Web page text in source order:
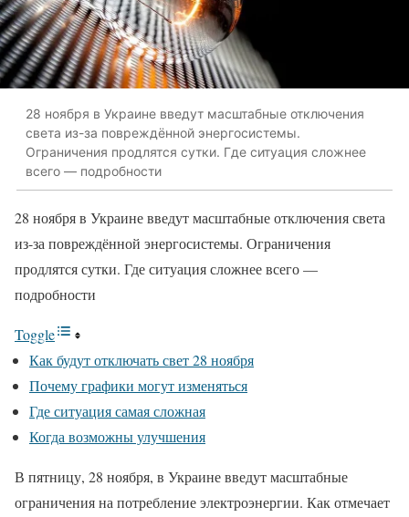
28 ноября в Украине введут масштабные отключения
света из-за повреждённой энергосистемы.
Ограничения продлятся сутки. Где ситуация сложнее
всего — подробности
28 ноября в Украине введут масштабные отключения света
из-за повреждённой энергосистемы. Ограничения
продлятся сутки. Где ситуация сложнее всего —
подробности
Toggle
Как будут отключать свет 28 ноября
Почему графики могут изменяться
Где ситуация самая сложная
Когда возможны улучшения
В пятницу, 28 ноября, в Украине введут масштабные
ограничения на потребление электроэнергии. Как отмечает